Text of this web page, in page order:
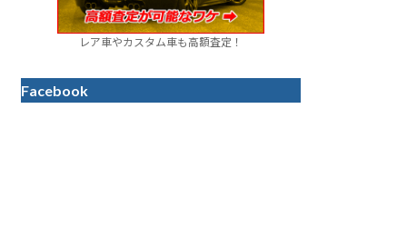
レア車やカスタム車も高額査定！
Facebook